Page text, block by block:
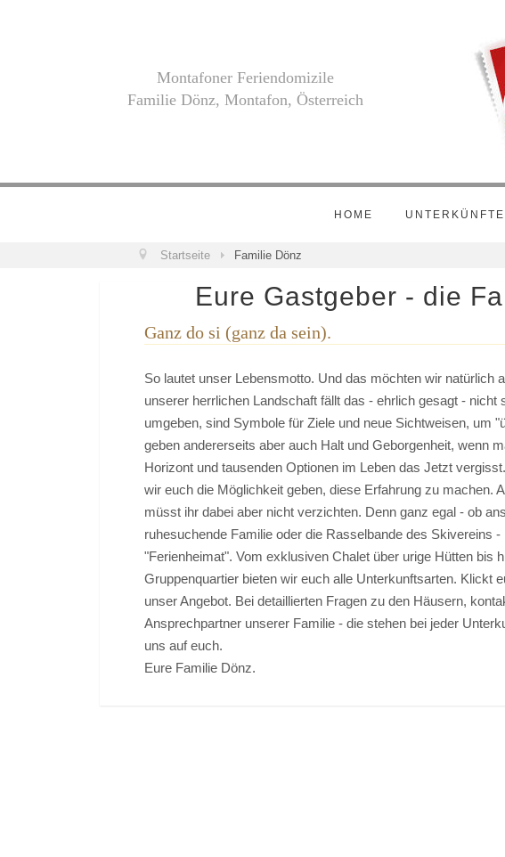
Montafoner Feriendomizile
Familie Dönz, Montafon, Österreich
HOME UNTERKÜNFTE
Startseite Familie Dönz
Eure Gastgeber - die
Ganz do si (ganz da sein).
So lautet unser Lebensmotto. Und das möchten wir natürlich
unserer herrlichen Landschaft fällt das - ehrlich gesagt - nicht
umgeben, sind Symbole für Ziele und neue Sichtweisen, um
geben andererseits aber auch Halt und Geborgenheit, wenn
Horizont und tausenden Optionen im Leben das Jetzt
wir euch die Möglichkeit geben, diese Erfahrung zu machen.
müsst ihr dabei aber nicht verzichten. Denn ganz egal - ob
ruhesuchende Familie oder die Rasselbande des Skivereins
"Ferienheimat". Vom exklusiven Chalet über urige Hütten bis
Gruppenquartier bieten wir euch alle Unterkunftsarten. Klickt
unser Angebot. Bei detaillierten Fragen zu den Häusern,
Ansprechpartner unserer Familie - die stehen bei jeder
uns auf euch.
Eure Familie Dönz.